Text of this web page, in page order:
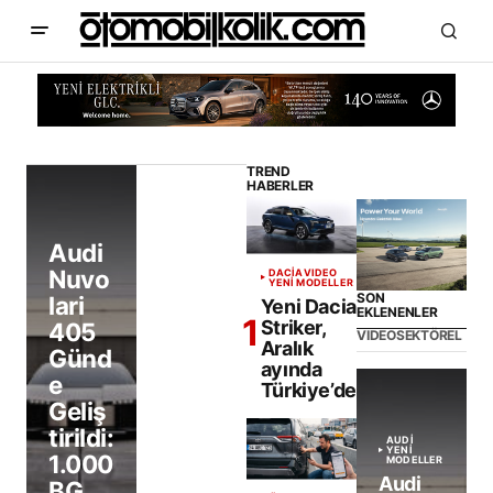
TREND
HABERLER
DACIAVIDEO
YENİ MODELLER
Yeni Dacia
Striker,
Aralık
ayında
Türkiye’de
Audi
Nuvo
lari
405
Günd
e
Geliş
tirildi:
1.000
SON
EKLENENLER
VIDEOSEKTÖREL
AUDI
YENİ
MODELLER
Audi